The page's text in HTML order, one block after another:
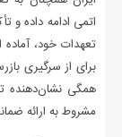
اتمی ادامه داده
تعهدات خود،
برای از سرگیری
همگی نشان‌دهنده
مشروط به ارائه